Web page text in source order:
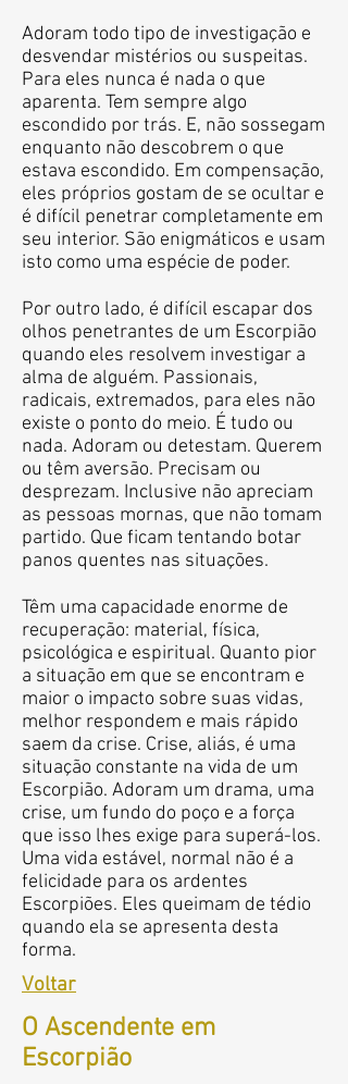
Adoram todo tipo de investigação e
desvendar mistérios ou suspeitas.
Para eles nunca é nada o que
aparenta. Tem sempre algo
escondido por trás. E, não sossegam
enquanto não descobrem o que
estava escondido. Em compensação,
eles próprios gostam de se ocultar e
é difícil penetrar completamente em
seu interior. São enigmáticos e usam
isto como uma espécie de poder.
Por outro lado, é difícil escapar dos
olhos penetrantes de um Escorpião
quando eles resolvem investigar a
alma de alguém. Passionais,
radicais, extremados, para eles não
existe o ponto do meio. É tudo ou
nada. Adoram ou detestam. Querem
ou têm aversão. Precisam ou
desprezam. Inclusive não apreciam
as pessoas mornas, que não tomam
partido. Que ficam tentando botar
panos quentes nas situações.
Têm uma capacidade enorme de
recuperação: material, física,
psicológica e espiritual. Quanto pior
a situação em que se encontram e
maior o impacto sobre suas vidas,
melhor respondem e mais rápido
saem da crise. Crise, aliás, é uma
situação constante na vida de um
Escorpião. Adoram um drama, uma
crise, um fundo do poço e a força
que isso lhes exige para superá-los.
Uma vida estável, normal não é a
felicidade para os ardentes
Escorpiões. Eles queimam de tédio
quando ela se apresenta desta
forma.
Voltar
O Ascendente em
Escorpião